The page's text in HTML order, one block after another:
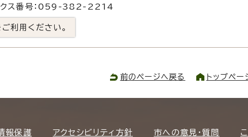
ス番号：059-382-2214
利用ください。
前のページへ戻る トップペー
報保護 アクセシビリティ方針 市への意見・質問